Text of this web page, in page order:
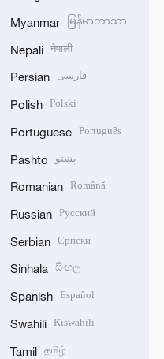
Myanmar မြန်မာဘာသာ
Nepali नेपाली
Persian فارسی
Polish Polski
Portuguese Português
Pashto پښتو
Romanian Română
Russian Русский
Serbian Српски
Sinhala සිංහල
Spanish Español
Swahili Kiswahili
Tamil தமிழ்